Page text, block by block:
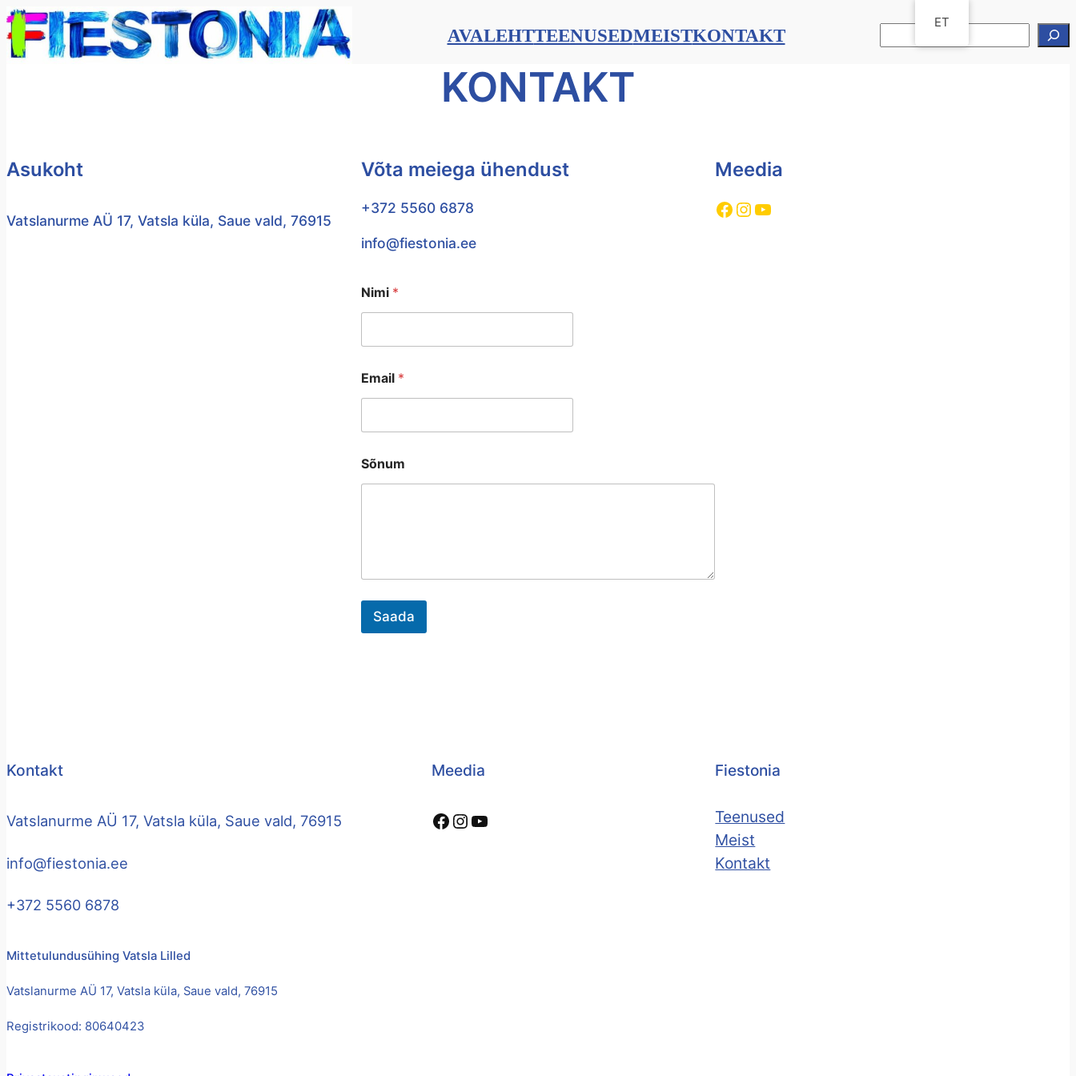
Liigu
sisu
juurde
AVALEHTTEENUSEDMEISTKONTAKT
KONTAKT
Asukoht
Vatslanurme AÜ 17, Vatsla küla, Saue vald, 76915
Võta meiega ühendust
+372 5560 6878
info@fiestonia.ee
Nimi *
Email *
Sõnum
Saada
Meedia
Facebook InstagramYouTube
Kontakt
Vatslanurme AÜ 17, Vatsla küla, Saue vald, 76915
info@fiestonia.ee
+372 5560 6878
Meedia
Facebook Instagram YouTube
Fiestonia
Teenused
Meist
Kontakt
Mittetulundusühing Vatsla Lilled
Vatslanurme AÜ 17, Vatsla küla, Saue vald, 76915
Registrikood: 80640423
ET